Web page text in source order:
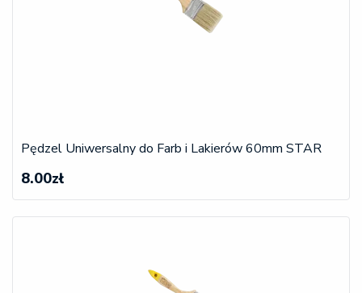
Pędzel Uniwersalny do Farb i Lakierów 60mm STAR
8.00zł